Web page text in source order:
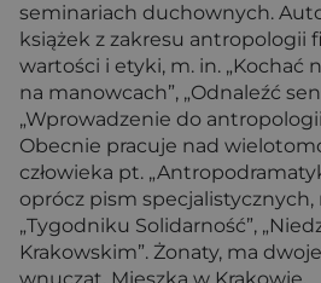
seminariach duchownych.
książek z zakresu antropologii
wartości i etyki, m. in. „Kochać
na manowcach”, „Odnaleźć
„Wprowadzenie do
Obecnie pracuje nad
człowieka pt.
oprócz pism specjalistycznych,
„Tygodniku Solidarność”,
Krakowskim”. Żonaty, ma